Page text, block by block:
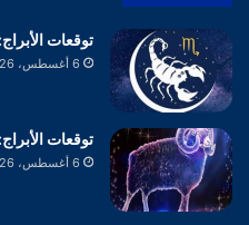
توقعات الأبراج:
6 أغسطس، 2026
توقعات الأبراج:
6 أغسطس، 2026